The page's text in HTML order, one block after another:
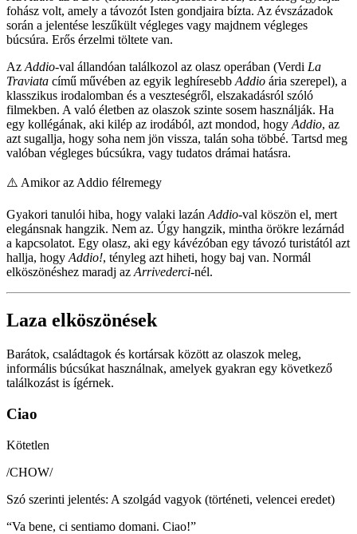
fohász volt, amely a távozót Isten gondjaira bízta. Az évszázadok
során a jelentése leszűkült végleges vagy majdnem végleges
búcsúra. Erős érzelmi töltete van.
Az Addio-val állandóan találkozol az olasz operában (Verdi La
Traviata című művében az egyik leghíresebb Addio ária szerepel), a
klasszikus irodalomban és a veszteségről, elszakadásról szóló
filmekben. A való életben az olaszok szinte sosem használják. Ha
egy kollégának, aki kilép az irodából, azt mondod, hogy Addio, az
azt sugallja, hogy soha nem jön vissza, talán soha többé. Tartsd meg
valóban végleges búcsúkra, vagy tudatos drámai hatásra.
⚠️ Amikor az Addio félremegy
Gyakori tanulói hiba, hogy valaki lazán Addio-val köszön el, mert
elegánsnak hangzik. Nem az. Úgy hangzik, mintha örökre lezárnád
a kapcsolatot. Egy olasz, aki egy kávézóban egy távozó turistától azt
hallja, hogy Addio!, tényleg azt hiheti, hogy baj van. Normál
elköszönéshez maradj az Arrivederci-nél.
Laza elköszönések
Barátok, családtagok és kortársak között az olaszok meleg,
informális búcsúkat használnak, amelyek gyakran egy következő
találkozást is ígérnek.
Ciao
Kötetlen
/CHOW/
Szó szerinti jelentés: A szolgád vagyok (történeti, velencei eredet)
“Va bene, ci sentiamo domani. Ciao!”